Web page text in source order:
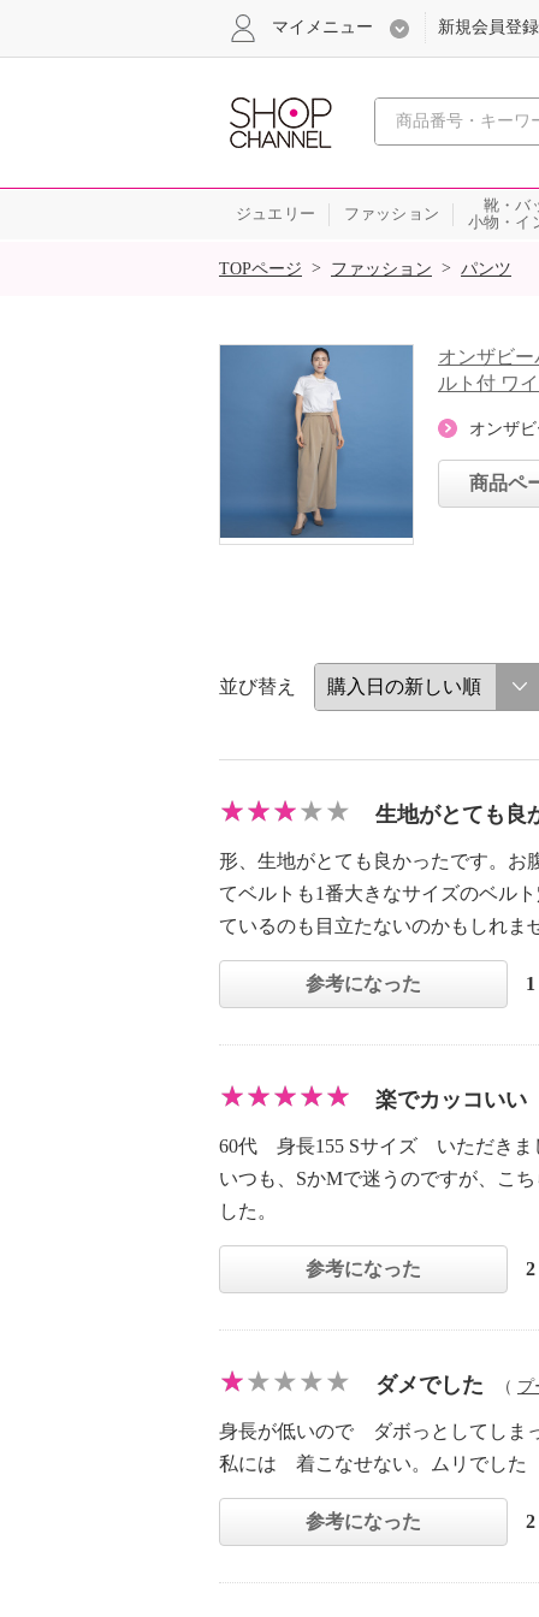
心おどる、
マイメニュー 新規会員登録
ジュエリー ファッション
靴・バ
小物・イ
SALE
TOPページ > ファッション > パンツ
オンザビ
ルト付 ワ
オンザ
商品ペ
並び替え
生地がとても良
形、生地がとても良かったです。お
てベルトも1番大きなサイズのベル
ているのも目立たないのかもしれま
参考になった
楽でカッコいい
60代 身長155 Sサイズ いただきま
いつも、SかMで迷うのですが、こ
した。
参考になった
ダメでした （ プ
身長が低いので ダボっとしてしま
私には 着こなせない。ムリでした
参考になった